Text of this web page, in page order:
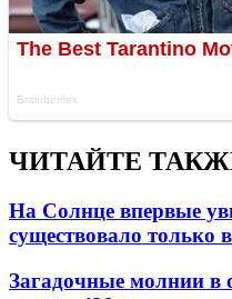
ЧИТАЙТЕ
На Солнце впервые
существовало только
Загадочные молнии в